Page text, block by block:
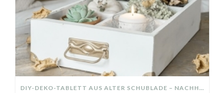
DIY-DEKO-TABLETT AUS ALTER SCHUBLADE – NACHHALTIGE HERBSTDEKO SELBER MACHEN!